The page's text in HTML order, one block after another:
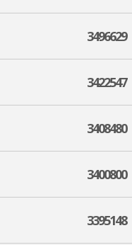
3496629
3422547
3408480
3400800
3395148